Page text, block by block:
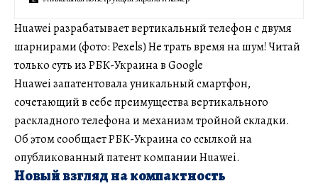
Huawei разрабатывает вертикальный телефон с двумя
шарнирами (фото: Pexels) Не трать время на шум! Читай
только суть из РБК-Украина в Google
Huawei запатентовала уникальный смартфон,
сочетающий в себе преимущества вертикального
раскладного телефона и механизм тройной складки.
Об этом сообщает РБК-Украина со ссылкой на
опубликованный патент компании Huawei.
Новый взгляд на компактность